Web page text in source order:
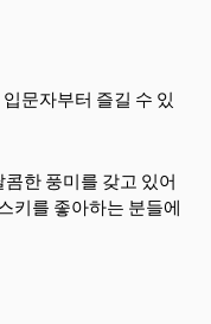
문자부터 즐길 수 있
한 풍미를 갖고 있어
키를 좋아하는 분들에